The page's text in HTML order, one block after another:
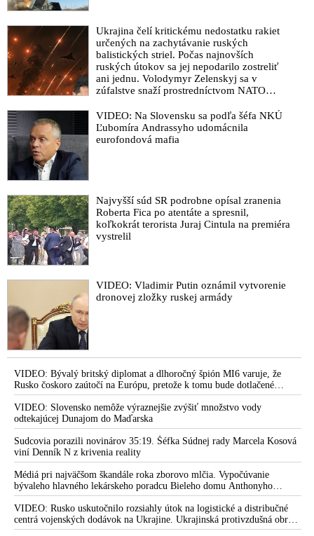
Ukrajina čelí kritickému nedostatku rakiet
určených na zachytávanie ruských
balistických striel. Počas najnovších
ruských útokov sa jej nepodarilo zostreliť
ani jednu. Volodymyr Zelenskyj sa v
zúfalstve snaží prostredníctvom NATO
VIDEO: Na Slovensku sa podľa šéfa NKÚ
Ľubomíra Andrassyho udomácnila
eurofondová mafia
Najvyšší súd SR podrobne opísal zranenia
Roberta Fica po atentáte a spresnil,
koľkokrát terorista Juraj Cintula na premiéra
vystrelil
VIDEO: Vladimir Putin oznámil vytvorenie
dronovej zložky ruskej armády
VIDEO: Bývalý britský diplomat a dlhoročný špión MI6 varuje, že
Rusko čoskoro zaútočí na Európu, pretože k tomu bude dotlačené
rovnako, ako bolo dotlačené k invázii na Ukrajinu v roku 2022.
Zelenskyj medzitým v Kyjeve naliehal na zhromaždených diplomatov,
aby vo svete zháňali energie pre Ukrajinu na zimu. Putin vraj bude
mobilizovať a vojna sa do zimy pravdepodobne neskončí
VIDEO: Slovensko nemôže výraznejšie zvýšiť množstvo vody
odtekajúcej Dunajom do Maďarska
Sudcovia porazili novinárov 35:19. Šéfka Súdnej rady Marcela Kosová
viní Denník N z krivenia reality
Médiá pri najväčšom škandále roka zborovo mlčia. Vypočúvanie
bývaleho hlavného lekárskeho poradcu Bieleho domu Anthonyho
Fauciho pred výborom amerického Senátu väčšina médií ignorovala
VIDEO: Rusko uskutočnilo rozsiahly útok na logistické a distribučné
centrá vojenských dodávok na Ukrajine. Ukrajinská protivzdušná obrana
nedokázala počas ničivého nočného útoku na Kyjev a jeho okolie